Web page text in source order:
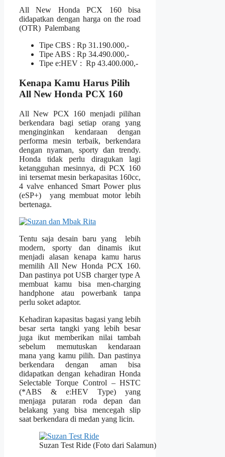
All New Honda PCX 160 bisa
didapatkan dengan harga on the road
(OTR) Palembang
Tipe CBS : Rp 31.190.000,-
Tipe ABS : Rp 34.490.000,-
Tipe e:HEV : Rp 43.400.000,-
Kenapa Kamu Harus Pilih
All New Honda PCX 160
All New PCX 160 menjadi pilihan
berkendara bagi setiap orang yang
menginginkan kendaraan dengan
performa mesin terbaik, berkendara
dengan nyaman, sporty dan trendy.
Honda tidak perlu diragukan lagi
ketangguhan mesinnya, di PCX 160
ini tersemat mesin berkapasitas 160cc,
4 valve enhanced Smart Power plus
(eSP+) yang membuat motor lebih
bertenaga.
Tentu saja desain baru yang lebih
modern, sporty dan dinamis ikut
menjadi alasan kenapa kamu harus
memilih All New Honda PCX 160.
Dan pastinya pot USB charger type A
membuat kamu bisa men-charging
handphone atau powerbank tanpa
perlu soket adaptor.
Kehadiran kapasitas bagasi yang lebih
besar serta tangki yang lebih besar
juga ikut memberikan nilai tambah
sebelum memutuskan kendaraan
mana yang kamu pilih. Dan pastinya
berkendara dengan aman bisa
didapatkan dengan kehadiran Honda
Selectable Torque Control – HSTC
(*ABS & e:HEV Type) yang
menjaga putaran roda depan dan
belakang yang bisa mencegah slip
saat berkendara di medan yang licin.
Suzan Test Ride (Foto dari Salamun)